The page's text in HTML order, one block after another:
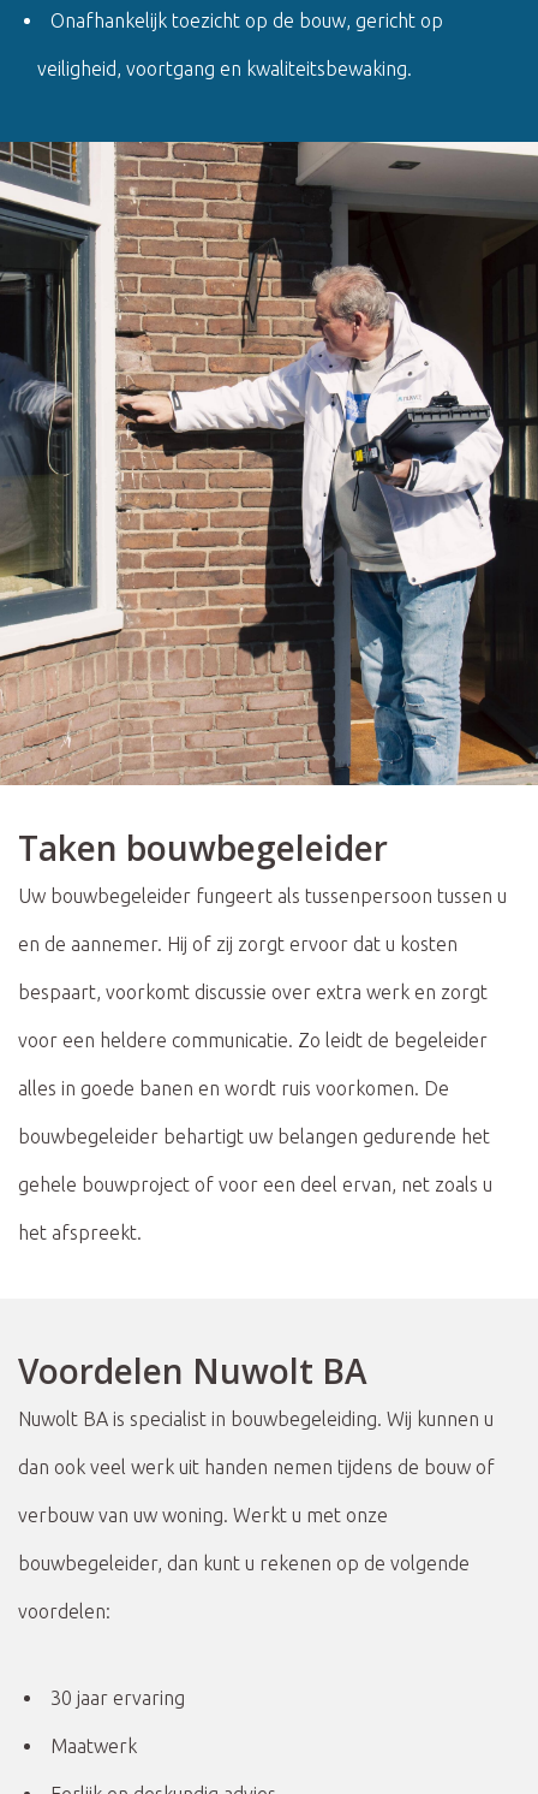
Onafhankelijk toezicht op de bouw, gericht op
veiligheid, voortgang en kwaliteitsbewaking.
Taken bouwbegeleider
Uw bouwbegeleider fungeert als tussenpersoon tussen u
en de aannemer. Hij of zij zorgt ervoor dat u kosten
bespaart, voorkomt discussie over extra werk en zorgt
voor een heldere communicatie. Zo leidt de begeleider
alles in goede banen en wordt ruis voorkomen. De
bouwbegeleider behartigt uw belangen gedurende het
gehele bouwproject of voor een deel ervan, net zoals u
het afspreekt.
Voordelen Nuwolt BA
Nuwolt BA is specialist in bouwbegeleiding. Wij kunnen u
dan ook veel werk uit handen nemen tijdens de bouw of
verbouw van uw woning. Werkt u met onze
bouwbegeleider, dan kunt u rekenen op de volgende
voordelen:
30 jaar ervaring
Maatwerk